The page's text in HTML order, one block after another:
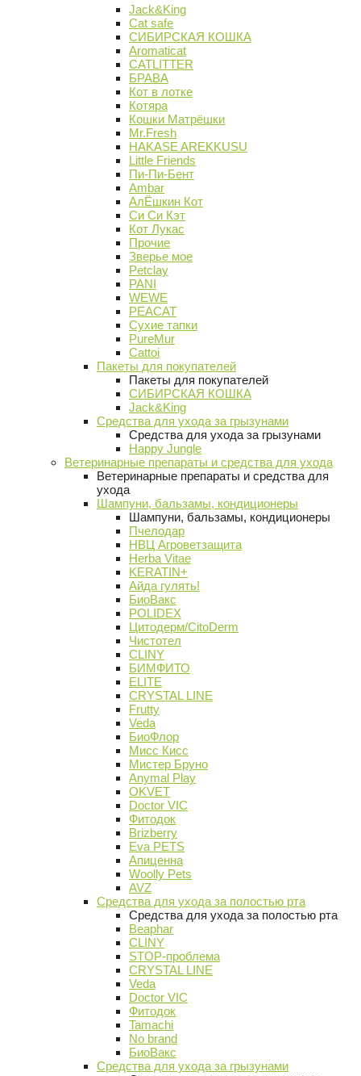
Jack&King
Cat safe
СИБИРСКАЯ КОШКА
Aromaticat
CATLITTER
БРАВА
Кот в лотке
Котяра
Кошки Матрёшки
Mr.Fresh
HAKASE AREKKUSU
Little Friends
Пи-Пи-Бент
Ambar
АлЁшкин Кот
Си Си Кэт
Кот Лукас
Прочие
Зверье мое
Petclay
PANI
WEWE
PEACAT
Сухие тапки
PureMur
Cattoi
Пакеты для покупателей
Пакеты для покупателей
СИБИРСКАЯ КОШКА
Jack&King
Средства для ухода за грызунами
Средства для ухода за грызунами
Happy Jungle
Ветеринарные препараты и средства для ухода
Ветеринарные препараты и средства для
ухода
Шампуни, бальзамы, кондиционеры
Шампуни, бальзамы, кондиционеры
Пчелодар
НВЦ Агроветзащита
Herba Vitae
KERATIN+
Айда гулять!
БиоВакс
POLIDEX
Цитодерм/CitoDerm
Чистотел
CLINY
БИМФИТО
ELITE
CRYSTAL LINE
Frutty
Veda
БиоФлор
Мисс Кисс
Мистер Бруно
Anymal Play
OKVET
Doctor VIC
Фитодок
Brizberry
Eva PETS
Апиценна
Woolly Pets
AVZ
Средства для ухода за полостью рта
Средства для ухода за полостью рта
Beaphar
CLINY
STOP-проблема
CRYSTAL LINE
Veda
Doctor VIC
Фитодок
Tamachi
No brand
БиоВакс
Средства для ухода за грызунами